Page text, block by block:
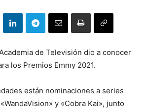
de Televisión dio a conocer
los Premios Emmy 2021.
están nominaciones a series
y «Cobra Kai», junto